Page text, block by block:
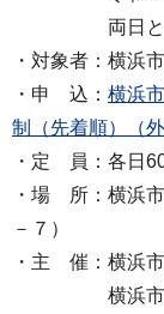
両日ともに
・対象者：横浜
・申 込： 横浜
制（先着順）（
・定 員：各日
・場 所：横浜
－７）
・主 催：横浜
横浜市消防